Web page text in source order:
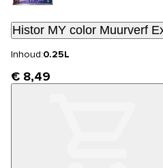
Histor MY color Muurverf
Inhoud:0.25L
€ 8,49